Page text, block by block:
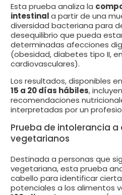
Esta prueba analiza la
intestinala partir de una
diversidad bacteriana para
desequilibrio que pueda
determinadas afecciones
(obesidad, diabetes tipo II,
cardiovasculares).
Los resultados, disponibles
15 a 20 días hábiles,
recomendaciones
interpretadas por un
Prueba de intolerancia
vegetarianos
Destinada a personas que
vegetariana, esta prueba
cabello para identificar
potenciales a los alimentos